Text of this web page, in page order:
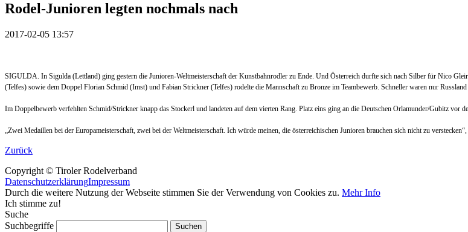
Rodel-Junioren legten nochmals nach
2017-02-05 13:57
SIGULDA. In Sigulda (Lettland) ging gestern die Junioren-Weltmeisterschaft der Kunstbahnrodler zu Ende. Und Österreich durfte sich nach Silber für Nico
(Telfes) sowie dem Doppel Florian Schmid (Imst) und Fabian Strickner (Telfes) rodelte die Mannschaft zu Bronze im Teambewerb. Schneller waren nur
Im Doppelbewerb verfehlten Schmid/Strickner knapp das Stockerl und landeten auf dem vierten Rang. Platz eins ging an die Deutschen Orlamunder/Gubitz vor
„Zwei Medaillen bei der Europameisterschaft, zwei bei der Weltmeisterschaft. Ich würde meinen, die österreichischen Junioren brauchen sich nicht zu
Zurück
Copyright © Tiroler Rodelverband
DatenschutzerklärungImpressum
Durch die weitere Nutzung der Webseite stimmen Sie der Verwendung von Cookies zu. Mehr Info
Ich stimme zu!
Suche
Suchbegriffe